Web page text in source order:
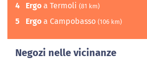
4 Ergo a Termoli (81 km)
5 Ergo a Campobasso (106 km)
Negozi nelle vicinanze